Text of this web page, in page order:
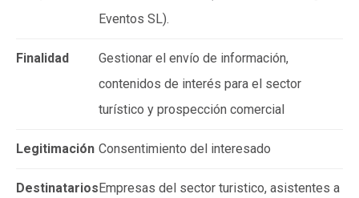
Eventos SL).
Finalidad
Gestionar el envío de información,
contenidos de interés para el sector
turístico y prospección comercial
Legitimación Consentimiento del interesado
Destinatarios Empresas del sector turistico, asistentes a